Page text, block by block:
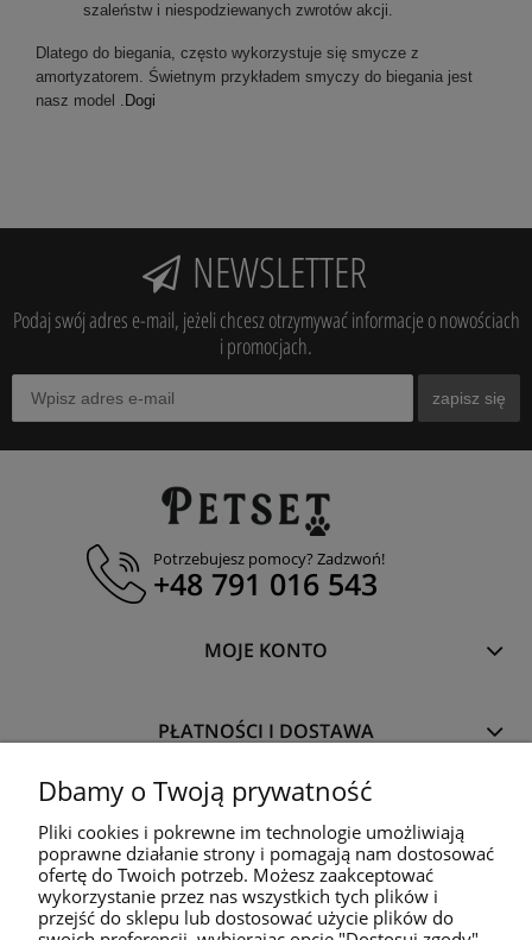
szaleństw i niespodziewanych zwrotów akcji.
Dlatego do biegania, często wykorzystuje się smycze z
amortyzatorem. Świetnym przykładem smyczy do biegania jest
nasz model . Dogi
NEWSLETTER
Podaj swój adres e-mail, jeżeli chcesz otrzymywać informacje o nowościach
i promocjach.
zapisz się
Potrzebujesz pomocy? Zadzwoń!
+48 791 016 543
MOJE KONTO
PŁATNOŚCI I DOSTAWA
INFORMACJE
O NAS
Dbamy o Twoją prywatność
Pliki cookies i pokrewne im technologie umożliwiają
poprawne działanie strony i pomagają nam dostosować
ofertę do Twoich potrzeb. Możesz zaakceptować
wykorzystanie przez nas wszystkich tych plików i
przejść do sklepu lub dostosować użycie plików do